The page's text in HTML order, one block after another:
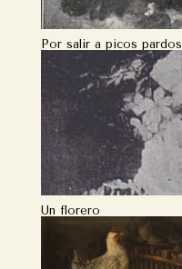
Por salir a picos pardos
Un florero